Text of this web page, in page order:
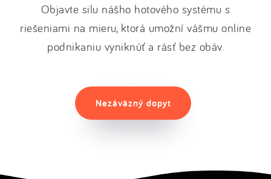
Objavte silu nášho hotového systému s
riešeniami na mieru, ktorá umožní vášmu online
podnikaniu vyniknúť a rásť bez obáv.
Nezáväzný dopyt